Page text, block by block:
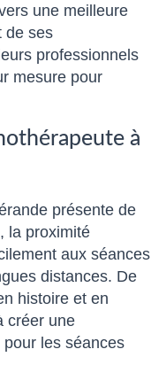
une meilleure
de ses
professionnels
mesure pour
à
présente de
la proximité
aux séances
distances. De
histoire et en
créer une
les séances